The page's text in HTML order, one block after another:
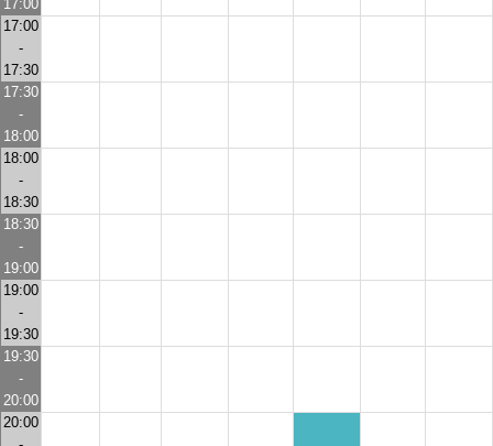
17:00
17:00
-
17:30
17:30
-
18:00
18:00
-
18:30
18:30
-
19:00
19:00
-
19:30
19:30
-
20:00
20:00